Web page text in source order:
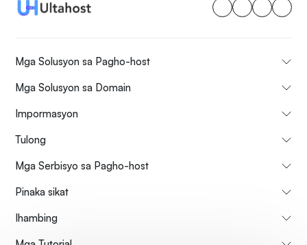
Mga Solusyon sa Pagho-host
Mga Solusyon sa Domain
Impormasyon
Tulong
Mga Serbisyo sa Pagho-host
Pinaka sikat
Ihambing